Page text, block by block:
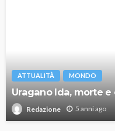
ATTUALITÀ MONDO
Uragano Ida, morte
Redazione 5 anni ago